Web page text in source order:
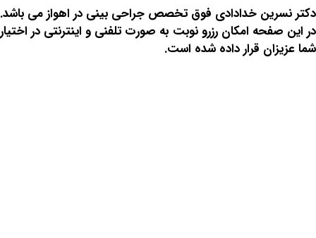
خدادادی فوق تخصص جراحی بینی در اهواز می باشد.
امکان رزرو نوبت به صورت تلفنی و اینترنتی در اختیار
قرار داده شده است.